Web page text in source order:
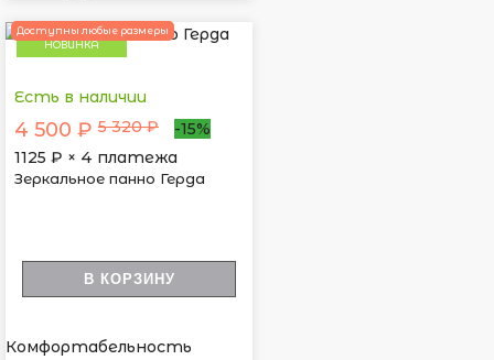
НОВИНКА
Доступны любые размеры
Есть в наличии
4 500 ₽ 5 320 ₽
-15%
1125 ₽ × 4 платежа
Зеркальное панно Герда
В КОРЗИНУ
Комфортабельность